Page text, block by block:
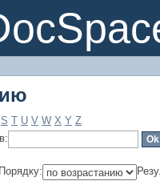
S T U V W X Y Z
Порядку: